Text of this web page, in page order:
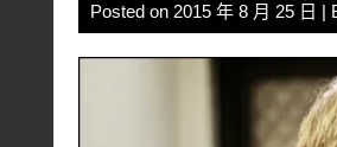
Posted on 2015 年 8 月 25 日 |